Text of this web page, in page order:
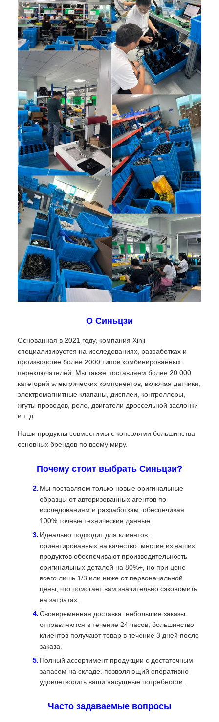
О Синьцзи
Основанная в 2021 году, компания Xinji
специализируется на исследованиях, разработках и
производстве более 2000 типов комбинированных
переключателей. Мы также поставляем более 20 000
категорий электрических компонентов, включая датчики,
электромагнитные клапаны, дисплеи, контроллеры,
жгуты проводов, реле, двигатели дроссельной заслонки
и т. д.
Наши продукты совместимы с консолями большинства
основных брендов по всему миру.
Почему стоит выбрать Синьцзи?
Мы поставляем только новые оригинальные
образцы от авторизованных агентов по
исследованиям и разработкам, обеспечивая
100% точные технические данные.
Идеально подходит для клиентов,
ориентированных на качество: многие из наших
продуктов обеспечивают производительность
оригинальных деталей на 80%+, но при цене
всего лишь 1/3 или ниже от первоначальной
цены, что помогает вам значительно сэкономить
на затратах.
Своевременная доставка: небольшие заказы
отправляются в течение 24 часов; большинство
клиентов получают товар в течение 3 дней после
заказа.
Полный ассортимент продукции с достаточным
запасом на складе, позволяющий оперативно
удовлетворить ваши насущные потребности.
Часто задаваемые вопросы